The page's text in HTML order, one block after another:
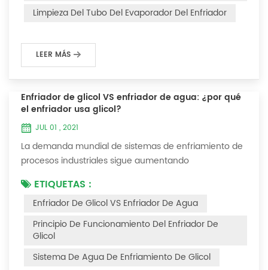
Por ejemplo, para que su eficiencia de trabaj...
Limpieza Del Tubo Del Evaporador Del Enfriador
LEER MÁS
Enfriador de glicol VS enfriador de agua: ¿por qué
el enfriador usa glicol?
JUL 01 , 2021
La demanda mundial de sistemas de enfriamiento de
procesos industriales sigue aumentando
inactividad mínimo son las claves para lograr procesos
industriales y comerciales consistentes y rentables.
Este artículo considerará la mejor manera de lograr la
temperatura óptima requerida para los procesos de
ETIQUETAS :
Enfriador De Glicol VS Enfriador De Agua
Principio De Funcionamiento Del Enfriador De
Glicol
Sistema De Agua De Enfriamiento De Glicol